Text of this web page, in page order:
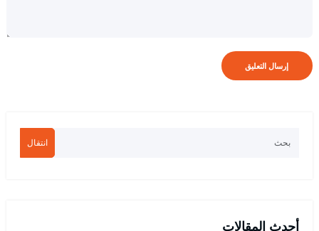
انتقال
أحدث المقالات